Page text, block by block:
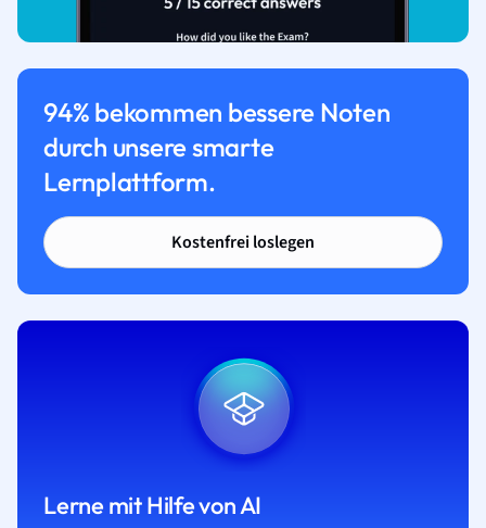
94% bekommen bessere Noten
durch unsere smarte
Lernplattform.
Kostenfrei loslegen
Lerne mit Hilfe von AI